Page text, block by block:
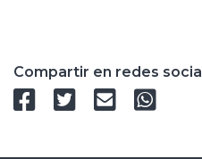
Compartir en redes